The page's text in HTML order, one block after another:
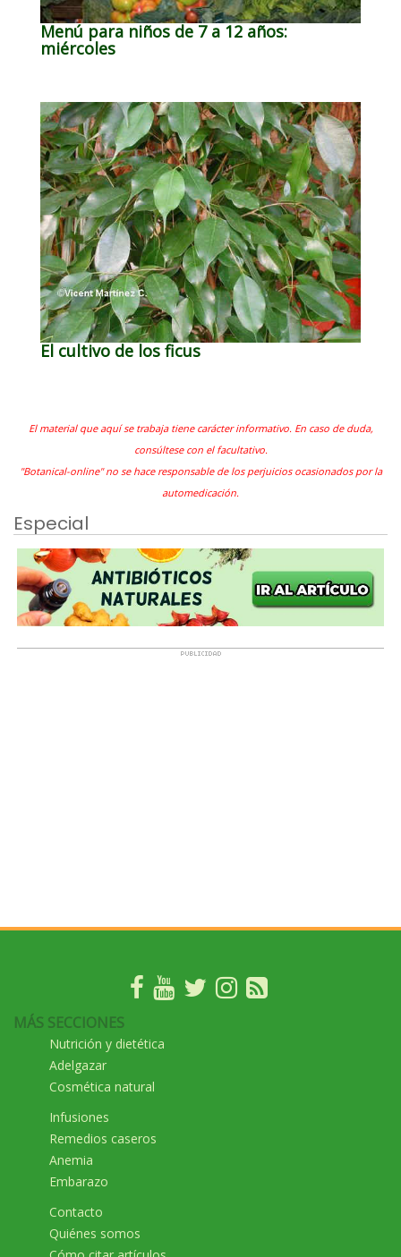
Menú para niños de 7 a 12 años:
miércoles
El cultivo de los ficus
El material que aquí se trabaja tiene carácter informativo. En caso de duda,
consúltese con el facultativo.
"Botanical-online" no se hace responsable de los perjuicios ocasionados por la
automedicación.
Especial
MÁS SECCIONES
Nutrición y dietética
Adelgazar
Cosmética natural
Infusiones
Remedios caseros
Anemia
Embarazo
Contacto
Quiénes somos